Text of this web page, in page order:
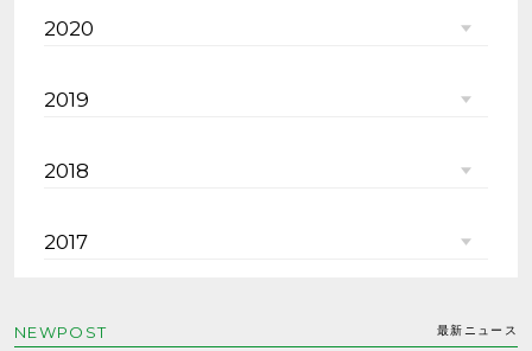
2020
2019
2018
2017
NEWPOST 最新ニュース